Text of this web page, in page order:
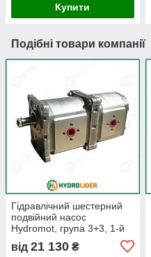
Купити
Подібні товари компанії
Гідравлічний шестерний
подвійний насос
Hydromot, група 3+3, 1-й
ступеня з 38 куб. см / об,
поворот вправо
від 21 130 ₴